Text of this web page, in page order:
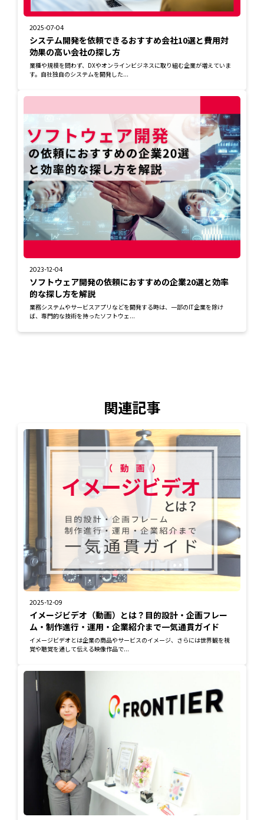
2025-07-04
システム開発を依頼できるおすすめ会社10選と費用対
効果の高い会社の探し方
業種や規模を問わず、DXやオンラインビジネスに取り組む企業が増えていま
す。自社独自のシステムを開発した...
2023-12-04
ソフトウェア開発の依頼におすすめの企業20選と効率
的な探し方を解説
業務システムやサービスアプリなどを開発する時は、一部のIT企業を除け
ば、専門的な技術を持ったソフトウェ...
関連記事
2025-12-09
イメージビデオ（動画）とは？目的設計・企画フレー
ム・制作進行・運用・企業紹介まで一気通貫ガイド
イメージビデオとは企業の商品やサービスのイメージ、さらには世界観を視
覚や聴覚を通して伝える映像作品で...